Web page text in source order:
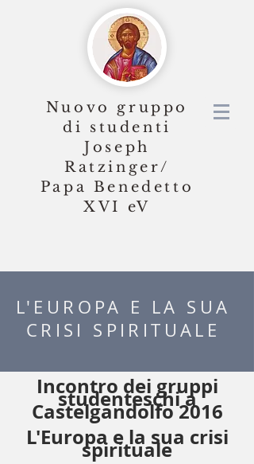
Nuovo gruppo
di studenti
Joseph
Ratzinger/
Papa Benedetto
XVI
eV
L'EUROPA E LA SUA
CRISI SPIRITUALE
Incontro dei gruppi
studenteschi a
Castelgandolfo 2016
L'Europa e la sua crisi
spirituale